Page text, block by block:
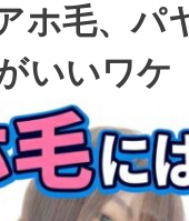
ホ毛、パ
いいワケ